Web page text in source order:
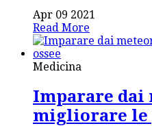
Apr 09 2021
Read More
Medicina
Imparare
migliorare le